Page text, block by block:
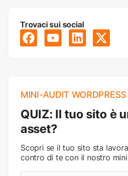
Trovaci sui social
MINI-AUDIT WORDPRESS
QUIZ: Il tuo sito è
asset?
Scopri se il tuo sito sta
contro di te con il nostro